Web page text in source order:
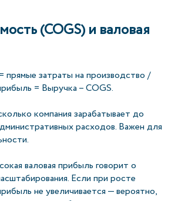
(COGS) и валовая
затраты на производство /
= Выручка – COGS.
компания зарабатывает до
расходов. Важен для
валовая прибыль говорит о
Если при росте
не увеличивается — вероятно,